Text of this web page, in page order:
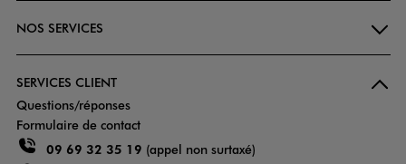
NOS SERVICES
SERVICES CLIENT
Questions/réponses
Formulaire de contact
09 69 32 35 19 (appel non surtaxé)